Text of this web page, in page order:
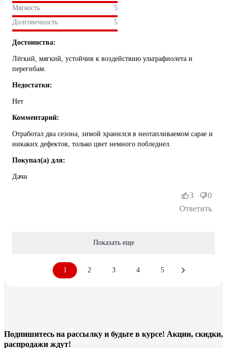
Мягкость
5
Долговечность
5
Достоинства:
Лёгкий, мягкий, устойчив к воздействию ультрафиолета и
перегибам.
Недостатки:
Нет
Комментарий:
Отработал два сезона, зимой хранился в неотапливаемом сарае и
никаких дефектов, только цвет немного побледнел.
Покупал(а) для:
Дачи
Ответить
3 0
Показать еще
1 2 3 4 5
Подпишитесь на рассылку и будьте в курсе! Акции, скидки,
распродажи ждут!